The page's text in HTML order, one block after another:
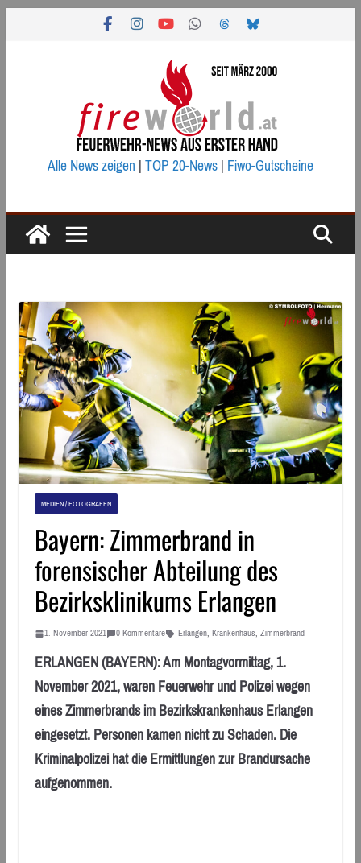
Alle News zeigen|TOP 20-News|Fiwo-Gutscheine
MEDIEN / FOTOGRAFEN
Bayern: Zimmerbrand in
forensischer Abteilung des
Bezirksklinikums Erlangen
1. November 2021 0 Kommentare Erlangen, Krankenhaus, Zimmerbrand
ERLANGEN (BAYERN): Am Montagvormittag, 1.
November 2021, waren Feuerwehr und Polizei wegen
eines Zimmerbrands im Bezirkskrankenhaus Erlangen
eingesetzt. Personen kamen nicht zu Schaden. Die
Kriminalpolizei hat die Ermittlungen zur Brandursache
aufgenommen.